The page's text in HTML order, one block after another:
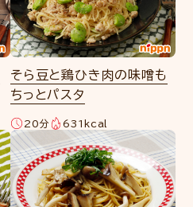
そら豆と鶏ひき肉の味噌も
ちっとパスタ
20分 631kcal